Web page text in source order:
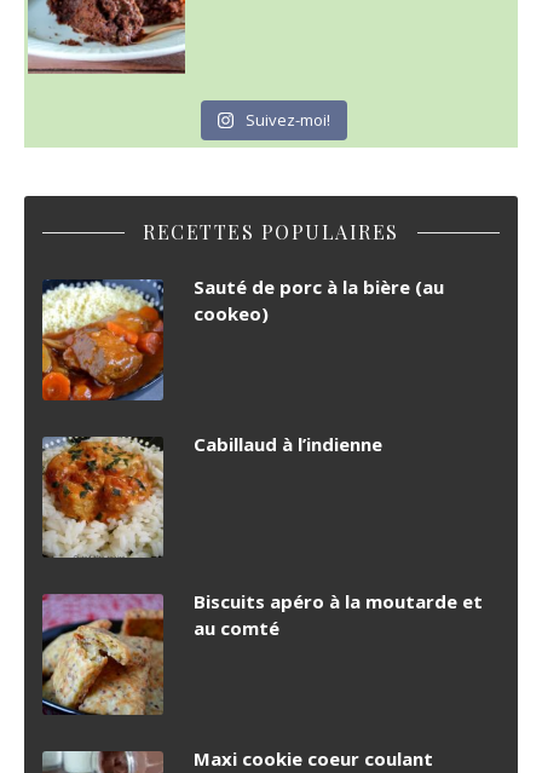
Suivez-moi!
RECETTES POPULAIRES
Sauté de porc à la bière (au
cookeo)
Cabillaud à l’indienne
Biscuits apéro à la moutarde et
au comté
Maxi cookie coeur coulant